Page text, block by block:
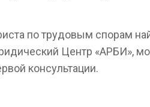
по трудовым спорам
Центр «АРБИ»,
консультации.